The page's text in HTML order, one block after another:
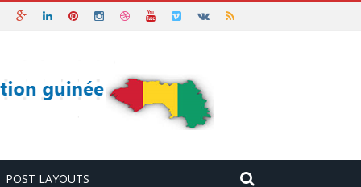
POST LAYOUTS